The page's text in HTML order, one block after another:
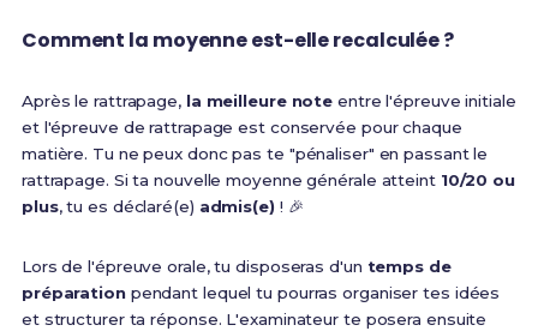
Comment la moyenne est-elle recalculée ?
Après le rattrapage, la meilleure note entre l'épreuve initiale
et l'épreuve de rattrapage est conservée pour chaque
matière. Tu ne peux donc pas te "pénaliser" en passant le
rattrapage. Si ta nouvelle moyenne générale atteint 10/20 ou
plus, tu es déclaré(e) admis(e) ! 🎉
Lors de l'épreuve orale, tu disposeras d'un temps de
préparationpendant lequel tu pourras organiser tes idées
et structurer ta réponse. L'examinateur te posera ensuite